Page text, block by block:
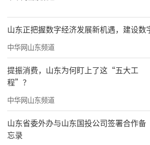
技基础设施，为国家海洋资源
支持；展出的“国信1号2-1”“
列大型养殖装备实物模型，展示
殖由近岸奔向深远海的发展
号”等海工装备展示了山东高
水平；国际首个免疫抗肿瘤海
G136”、抗乙肝病毒药物
医药科技转化成果也在展览中“
山东“蓝色药库”宝藏……本次
山东正把握数字经济发展新机遇，建设数
中华网山东频道
提振消费，山东为何盯上了这“五大工
程”？
中华网山东频道
山东省委外办与山东国投公司签署合作备
忘录